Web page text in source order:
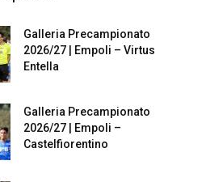
Galleria Precampionato
2026/27 | Empoli – Virtus
Entella
Galleria Precampionato
2026/27 | Empoli –
Castelfiorentino